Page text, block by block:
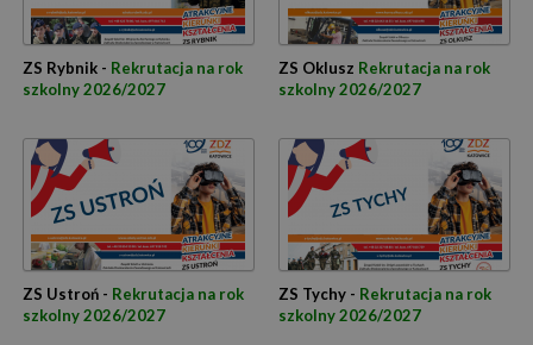
ZS Rybnik - Rekrutacja na rok
szkolny 2026/2027
ZS Oklusz Rekrutacja na rok
szkolny 2026/2027
ZS Ustroń - Rekrutacja na rok
szkolny 2026/2027
ZS Tychy - Rekrutacja na rok
szkolny 2026/2027